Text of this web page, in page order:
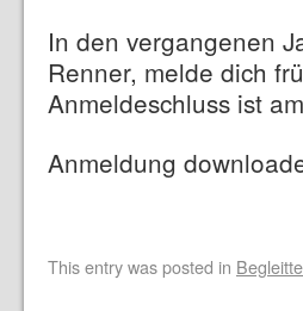
In den vergangenen
Renner, melde dich
Anmeldeschluss ist
Anmeldung
This entry was posted in